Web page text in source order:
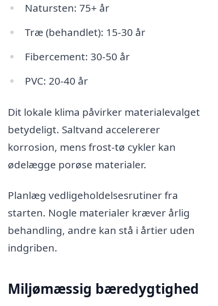
Natursten: 75+ år
Træ (behandlet): 15-30 år
Fibercement: 30-50 år
PVC: 20-40 år
Dit lokale klima påvirker materialevalget
betydeligt. Saltvand accelererer
korrosion, mens frost-tø cykler kan
ødelægge porøse materialer.
Planlæg vedligeholdelsesrutiner fra
starten. Nogle materialer kræver årlig
behandling, andre kan stå i årtier uden
indgriben.
Miljømæssig bæredygtighed